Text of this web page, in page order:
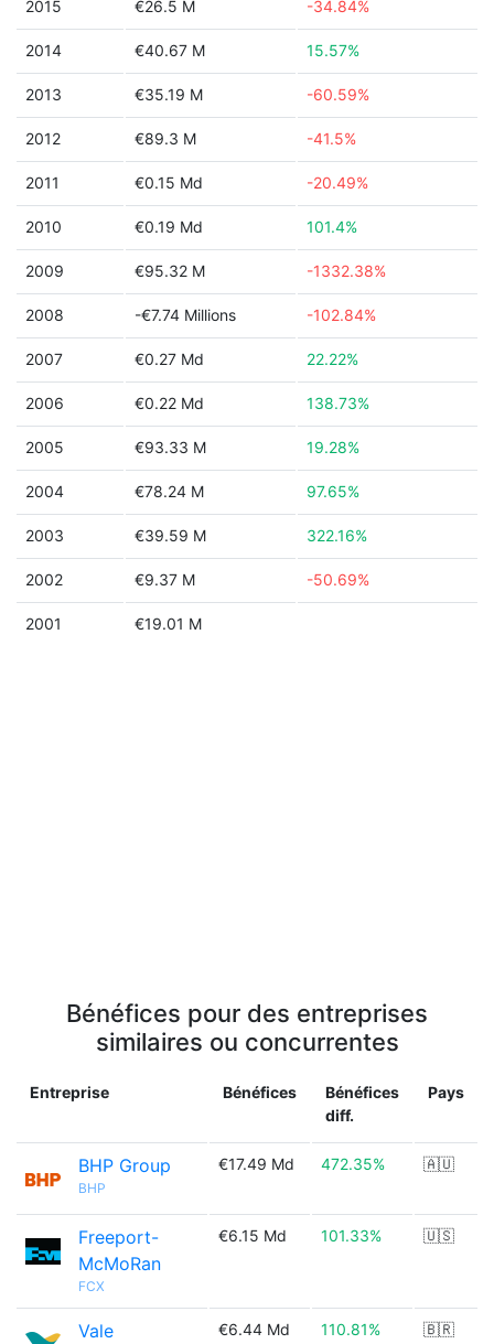
2015 €26.5 M -34.84%
2014 €40.67 M 15.57%
2013 €35.19 M -60.59%
2012 €89.3 M -41.5%
2011 €0.15 Md -20.49%
2010 €0.19 Md 101.4%
2009 €95.32 M -1332.38%
2008 -€7.74 Millions -102.84%
2007 €0.27 Md 22.22%
2006 €0.22 Md 138.73%
2005 €93.33 M 19.28%
2004 €78.24 M 97.65%
2003 €39.59 M 322.16%
2002 €9.37 M -50.69%
2001 €19.01 M
Bénéfices pour des entreprises
similaires ou concurrentes
Entreprise Bénéfices
Bénéfices
diff.
Pays
BHP Group
BHP
€17.49 Md 472.35% 🇦🇺
Freeport-
McMoRan
FCX
€6.15 Md 101.33% 🇺🇸
Vale €6.44 Md 110.81% 🇧🇷